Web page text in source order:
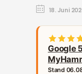
18. Juni
Google
Stand